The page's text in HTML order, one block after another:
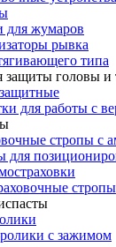
для жумаров
рывка
типа
защиты головы и
для работы с
стропы с
для
стропы
с зажимом